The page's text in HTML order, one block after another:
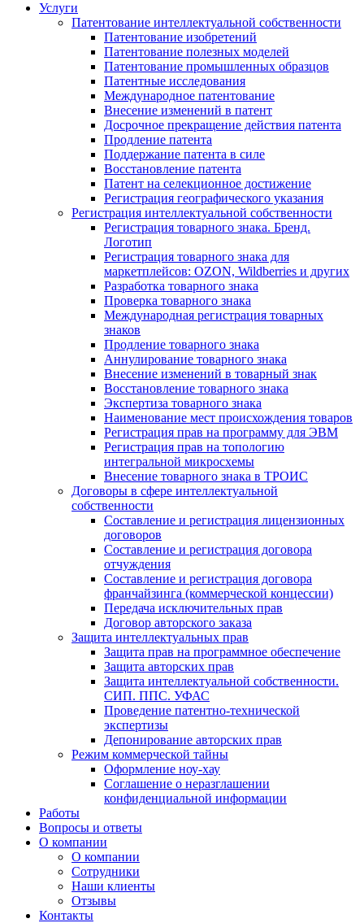
Услуги
Патентование интеллектуальной собственности
Патентование изобретений
Патентование полезных моделей
Патентование промышленных образцов
Патентные исследования
Международное патентование
Внесение изменений в патент
Досрочное прекращение действия патента
Продление патента
Поддержание патента в силе
Восстановление патента
Патент на селекционное достижение
Регистрация географического указания
Регистрация интеллектуальной собственности
Регистрация товарного знака. Бренд.
Логотип
Регистрация товарного знака для
маркетплейсов: OZON, Wildberries и других
Разработка товарного знака
Проверка товарного знака
Международная регистрация товарных
знаков
Продление товарного знака
Аннулирование товарного знака
Внесение изменений в товарный знак
Восстановление товарного знака
Экспертиза товарного знака
Наименование мест происхождения товаров
Регистрация прав на программу для ЭВМ
Регистрация прав на топологию
интегральной микросхемы
Внесение товарного знака в ТРОИС
Договоры в сфере интеллектуальной
собственности
Составление и регистрация лицензионных
договоров
Составление и регистрация договора
отчуждения
Составление и регистрация договора
франчайзинга (коммерческой концессии)
Передача исключительных прав
Договор авторского заказа
Защита интеллектуальных прав
Защита прав на программное обеспечение
Защита авторских прав
Защита интеллектуальной собственности.
СИП. ППС. УФАС
Проведение патентно-технической
экспертизы
Депонирование авторских прав
Режим коммерческой тайны
Оформление ноу-хау
Соглашение о неразглашении
конфиденциальной информации
Работы
Вопросы и ответы
О компании
О компании
Сотрудники
Наши клиенты
Отзывы
Контакты